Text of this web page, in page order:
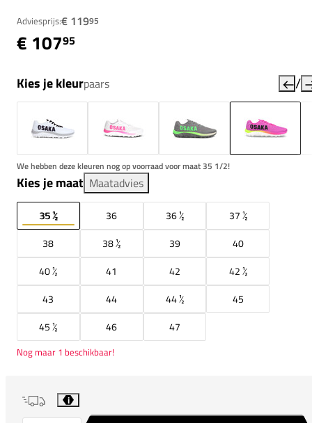
Adviesprijs:€ 11995
€ 10795
Kies je kleurpaars /
We hebben deze kleuren nog op voorraad voor maat 35 1/2!
Kies je maat Maatadvies
35 ½ 36 36 ½
37 ½
38
38 ½ 39
40
40 ½
41 42
42 ½
43
44 44 ½
45
45 ½
46 47
Nog maar 1 beschikbaar!
i